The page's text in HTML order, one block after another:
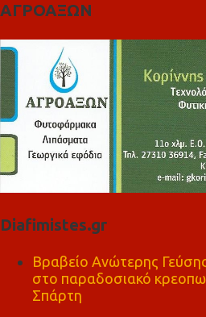
ΑΓΡΟΑΞΩΝ
Diafimistes.gr
Βραβείο Ανώτερης
στο παραδοσιακό
Σπάρτη